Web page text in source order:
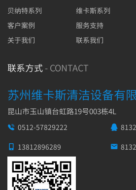
贝纳特系列 维卡斯系列
客户案例
服务支持
关于我们
联系我们
联系方式- CONTACT
苏州维卡斯清洁设备有
昆山市玉山镇台虹路19号003栋4L
 0512-57829222 
 13812896289 